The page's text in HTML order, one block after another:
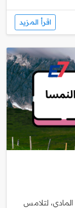
اقرأ المزيد
لتلامس